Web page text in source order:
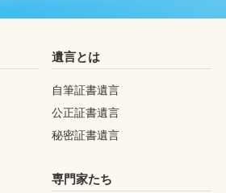
遺言とは
自筆証書遺言
公正証書遺言
秘密証書遺言
専門家たち